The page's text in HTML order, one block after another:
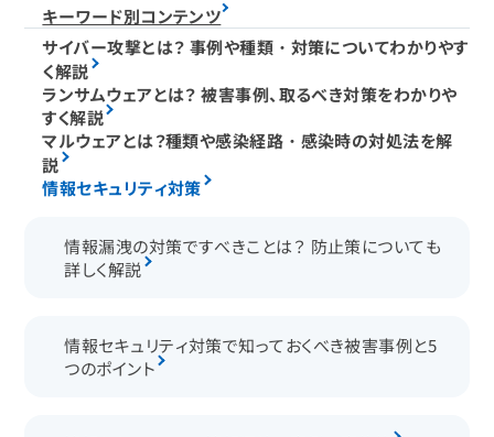
キーワード別コンテンツ
サイバー攻撃とは？ 事例や種類・対策についてわかりやす
く解説
ランサムウェアとは？ 被害事例、取るべき対策をわかりや
すく解説
マルウェアとは？種類や感染経路・感染時の対処法を解
説
情報セキュリティ対策
情報漏洩の対策ですべきことは？ 防止策についても
詳しく解説
情報セキュリティ対策で知っておくべき被害事例と5
つのポイント